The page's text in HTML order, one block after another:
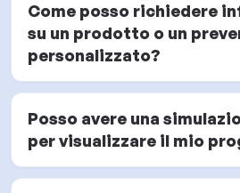
Come posso richiedere
su un prodotto o un
personalizzato?
Posso avere una
per visualizzare il mio